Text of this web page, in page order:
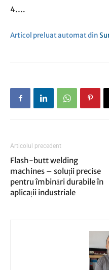
4….
Articol preluat automat din
Articolul precedent
Flash-butt welding
machines – soluții precise
pentru îmbinări durabile în
aplicații industriale